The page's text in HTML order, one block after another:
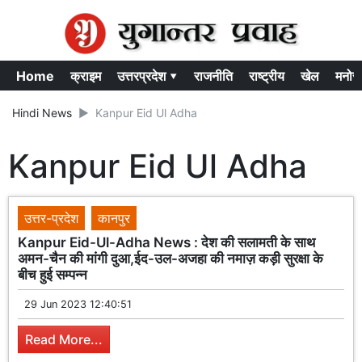
Home क्राइम उत्तरप्रदेश ▾ राजनीति राष्ट्रीय खेल
Hindi News Kanpur Eid Ul Adha
Kanpur Eid Ul Adha
उत्तर-प्रदेश
कानपुर
Kanpur Eid-Ul-Adha News : देश की सलामती के साथ
अमन-चैन की मांगी दुआ,ईद-उल-अजहा की नमाज़ कड़ी सुरक्षा के
बीच हुई सम्पन्न
29 Jun 2023 12:40:51
Read More...